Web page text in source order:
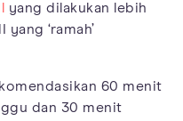
yang dilakukan lebih
‘ramah’
60 menit
dan 30 menit